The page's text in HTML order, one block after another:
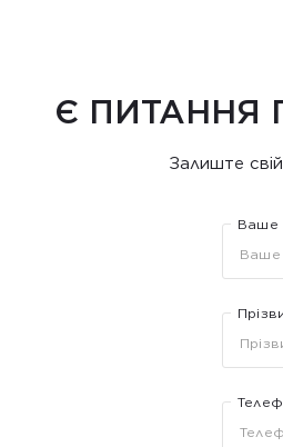
Є ПИТАННЯ
Залиште
Ваше